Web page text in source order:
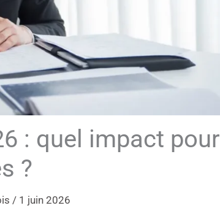
: quel impact pour
?
/ 1 juin 2026